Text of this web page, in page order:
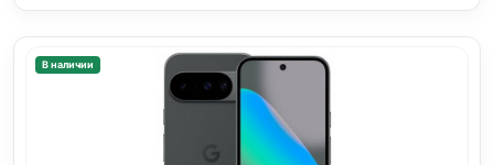
В наличии